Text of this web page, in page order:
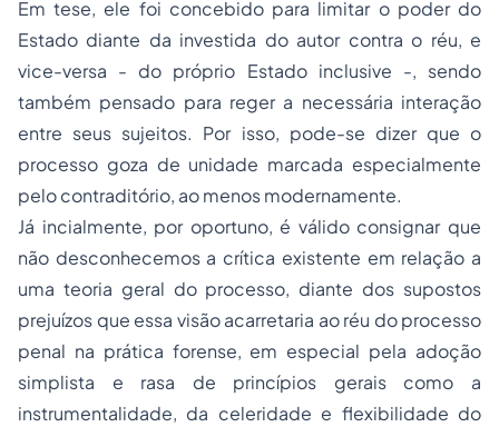
Em tese, ele foi concebido para limitar o poder do
Estado diante da investida do autor contra o réu, e
vice-versa - do próprio Estado inclusive -, sendo
também pensado para reger a necessária interação
entre seus sujeitos. Por isso, pode-se dizer que o
processo goza de unidade marcada especialmente
pelo contraditório, ao menos modernamente.
Já incialmente, por oportuno, é válido consignar que
não desconhecemos a crítica existente em relação a
uma teoria geral do processo, diante dos supostos
prejuízos que essa visão acarretaria ao réu do processo
penal na prática forense, em especial pela adoção
simplista e rasa de princípios gerais como a
instrumentalidade, da celeridade e flexibilidade do